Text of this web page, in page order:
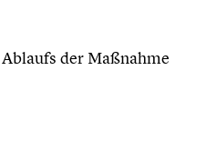
der Maßnahme